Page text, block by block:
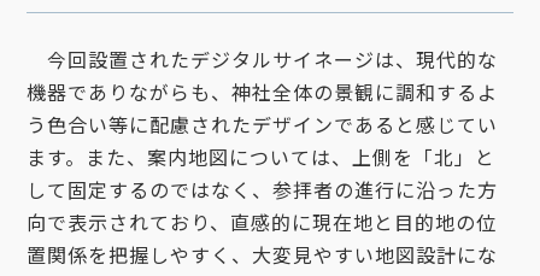
今回設置されたデジタルサイネージは、現代的な
機器でありながらも、神社全体の景観に調和するよ
う色合い等に配慮されたデザインであると感じてい
ます。また、案内地図については、上側を「北」と
して固定するのではなく、参拝者の進行に沿った方
向で表示されており、直感的に現在地と目的地の位
置関係を把握しやすく、大変見やすい地図設計にな